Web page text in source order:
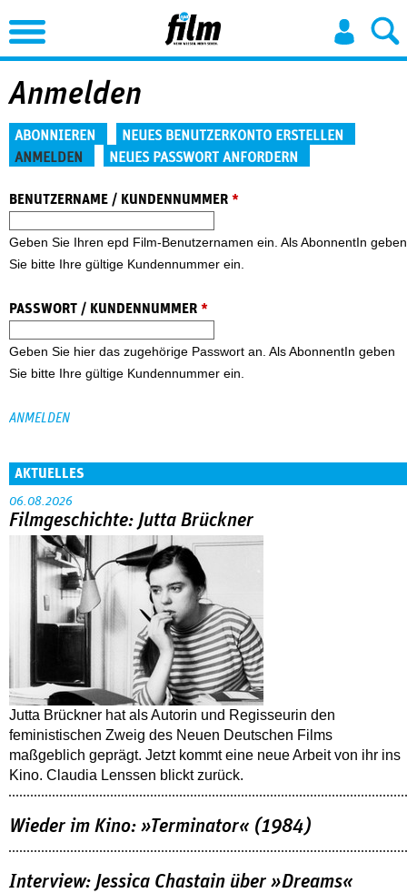
Jump to Navigation
Anmelden
Haupt-Reiter
ABONNIEREN
NEUES BENUTZERKONTO ERSTELLEN
ANMELDEN
NEUES PASSWORT ANFORDERN
BENUTZERNAME / KUNDENNUMMER *
Geben Sie Ihren epd Film-Benutzernamen ein. Als AbonnentIn geben
Sie bitte Ihre gültige Kundennummer ein.
PASSWORT / KUNDENNUMMER *
Geben Sie hier das zugehörige Passwort an. Als AbonnentIn geben
Sie bitte Ihre gültige Kundennummer ein.
AKTUELLES
06.08.2026
Filmgeschichte: Jutta Brückner
Jutta Brückner hat als Autorin und Regisseurin den
feministischen Zweig des Neuen Deutschen Films
maßgeblich geprägt. Jetzt kommt eine neue Arbeit von ihr ins
Kino. Claudia Lenssen blickt zurück.
Wieder im Kino: »Terminator« (1984)
Interview: Jessica Chastain über »Dreams«